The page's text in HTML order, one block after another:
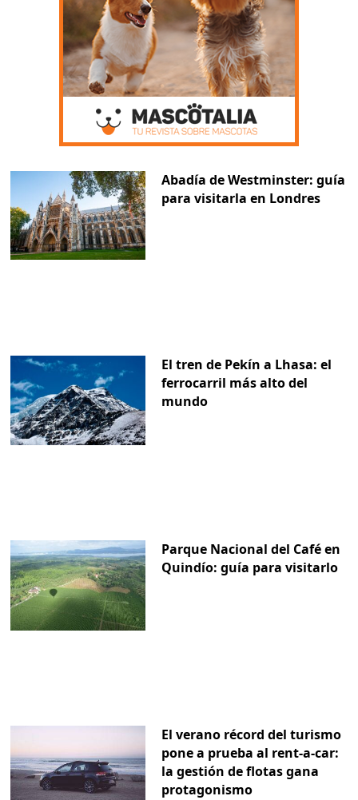
Abadía de Westminster: guía
para visitarla en Londres
El tren de Pekín a Lhasa: el
ferrocarril más alto del
mundo
Parque Nacional del Café en
Quindío: guía para visitarlo
El verano récord del turismo
pone a prueba al rent-a-car:
la gestión de flotas gana
protagonismo